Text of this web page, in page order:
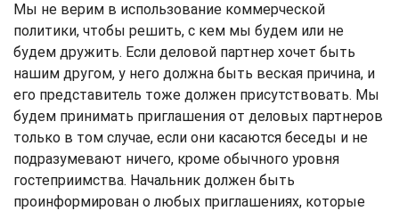
Мы не верим в использование коммерческой
политики, чтобы решить, с кем мы будем или не
будем дружить. Если деловой партнер хочет быть
нашим другом, у него должна быть веская причина, и
его представитель тоже должен присутствовать. Мы
будем принимать приглашения от деловых партнеров
только в том случае, если они касаются беседы и не
подразумевают ничего, кроме обычного уровня
гостеприимства. Начальник должен быть
проинформирован о любых приглашениях, которые